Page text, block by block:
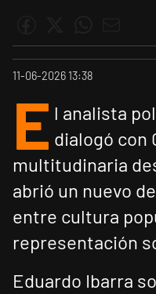
11-06-2026 13:38
E l analista
dialogó con
multitudinaria
abrió un nuevo
entre cultura
representación
Eduardo Ibarra